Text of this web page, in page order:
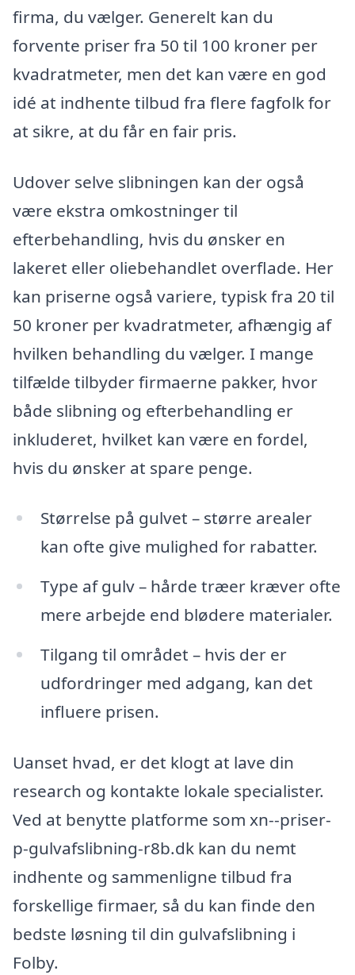
firma, du vælger. Generelt kan du
forvente priser fra 50 til 100 kroner per
kvadratmeter, men det kan være en god
idé at indhente tilbud fra flere fagfolk for
at sikre, at du får en fair pris.
Udover selve slibningen kan der også
være ekstra omkostninger til
efterbehandling, hvis du ønsker en
lakeret eller oliebehandlet overflade. Her
kan priserne også variere, typisk fra 20 til
50 kroner per kvadratmeter, afhængig af
hvilken behandling du vælger. I mange
tilfælde tilbyder firmaerne pakker, hvor
både slibning og efterbehandling er
inkluderet, hvilket kan være en fordel,
hvis du ønsker at spare penge.
Størrelse på gulvet – større arealer
kan ofte give mulighed for rabatter.
Type af gulv – hårde træer kræver ofte
mere arbejde end blødere materialer.
Tilgang til området – hvis der er
udfordringer med adgang, kan det
influere prisen.
Uanset hvad, er det klogt at lave din
research og kontakte lokale specialister.
Ved at benytte platforme som xn--priser-
p-gulvafslibning-r8b.dk kan du nemt
indhente og sammenligne tilbud fra
forskellige firmaer, så du kan finde den
bedste løsning til din gulvafslibning i
Folby.